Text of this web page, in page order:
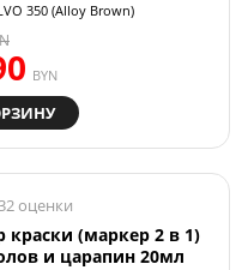
350 (Alloy Brown)
BYN
оценки
краски (маркер 2 в 1)
и царапин 20мл